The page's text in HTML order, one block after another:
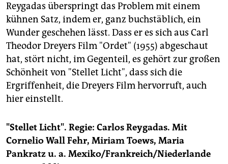
Reygadas überspringt das Problem mit einem
kühnen Satz, indem er, ganz buchstäblich, ein
Wunder geschehen lässt. Dass er es sich aus Carl
Theodor Dreyers Film "Ordet" (1955) abgeschaut
hat, stört nicht, im Gegenteil, es gehört zur großen
Schönheit von "Stellet Licht", dass sich die
Ergriffenheit, die Dreyers Film hervorruft, auch
hier einstellt.
"Stellet Licht". Regie: Carlos Reygadas. Mit
Cornelio Wall Fehr, Miriam Toews, Maria
Pankratz u. a. Mexiko/Frankreich/Niederlande